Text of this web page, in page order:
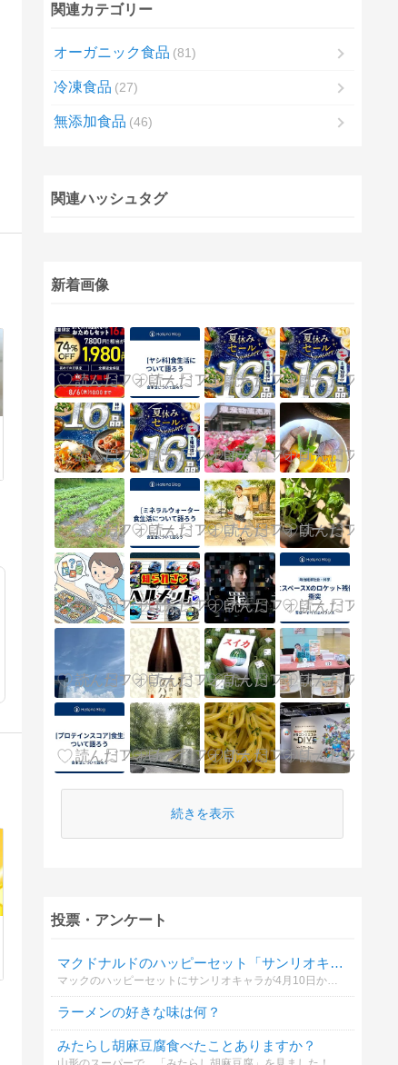
関連カテゴリー
オーガニック食品 81
冷凍食品 27
無添加食品 46
関連ハッシュタグ
新着画像
続きを表示
投票・アンケート
マクドナルドのハッピーセット「サンリオキャラクターズ」どれが欲しい？
マックのハッピーセットにサンリオキャラが4月10日から登場🍔
ラーメンの好きな味は何？
みたらし胡麻豆腐食べたことありますか？